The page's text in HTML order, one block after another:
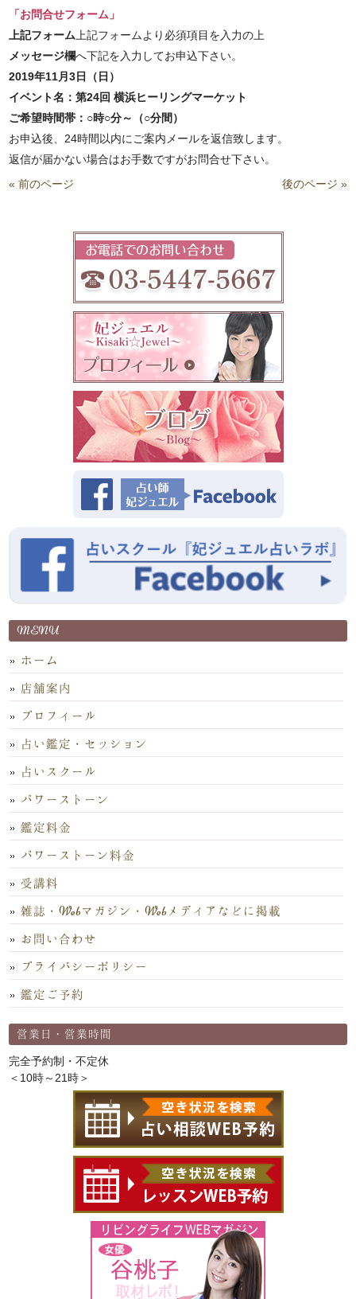
「お問合せフォーム」
上記フォーム上記フォームより必須項目を入力の上
メッセージ欄へ下記を入力してお申込下さい。
2019年11月3日
（日）
イベント名：第24回 横浜ヒーリングマーケット
ご希望時間帯：○時○分～（○分間）
お申込後、24時間以内にご案内メールを返信致します。
返信が届かない場合はお手数ですがお問合せ下さい。
« 前のページ 後のページ »
MENU
ホーム
店舗案内
プロフィール
占い鑑定・セッション
占いスクール
パワーストーン
鑑定料金
パワーストーン料金
受講料
雑誌・Webマガジン・Webメディアなどに掲載
お問い合わせ
プライバシーポリシー
鑑定ご予約
営業日・営業時間
完全予約制・不定休
＜10時～21時＞